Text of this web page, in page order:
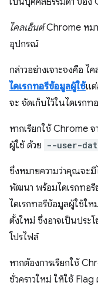
ไคลเอ็นต์Chrome หม
อุปกรณ์
กล่าวอย่างเจาะจงคือ
ไดเรกทอรีข้อมูลผู้ใช้แต่
จะ จัดเก็บไว้ในไดเรก
หากเรียกใช้ Chrome
ผู้ใช้ ด้วย --user-
ซึ่งหมายความว่าคุณจะมี
พัฒนา พร้อมไดเรกทอรี
ไดเรกทอรีข้อมูลผู้ใช้ให
ตั้งใหม่ ซึ่งอาจเป็นประ
โปรไฟล์
หากต้องการเรียกใช้
ชั่วคราวใหม่ ให้ใช้ Flag